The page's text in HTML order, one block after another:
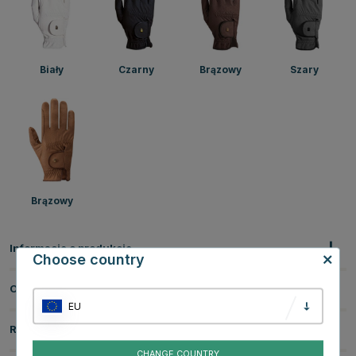
Biały Czarny Brązowy Szary
Brązowy
Informacje o produkcie
O producencie
Recenzje
Choose country
EU